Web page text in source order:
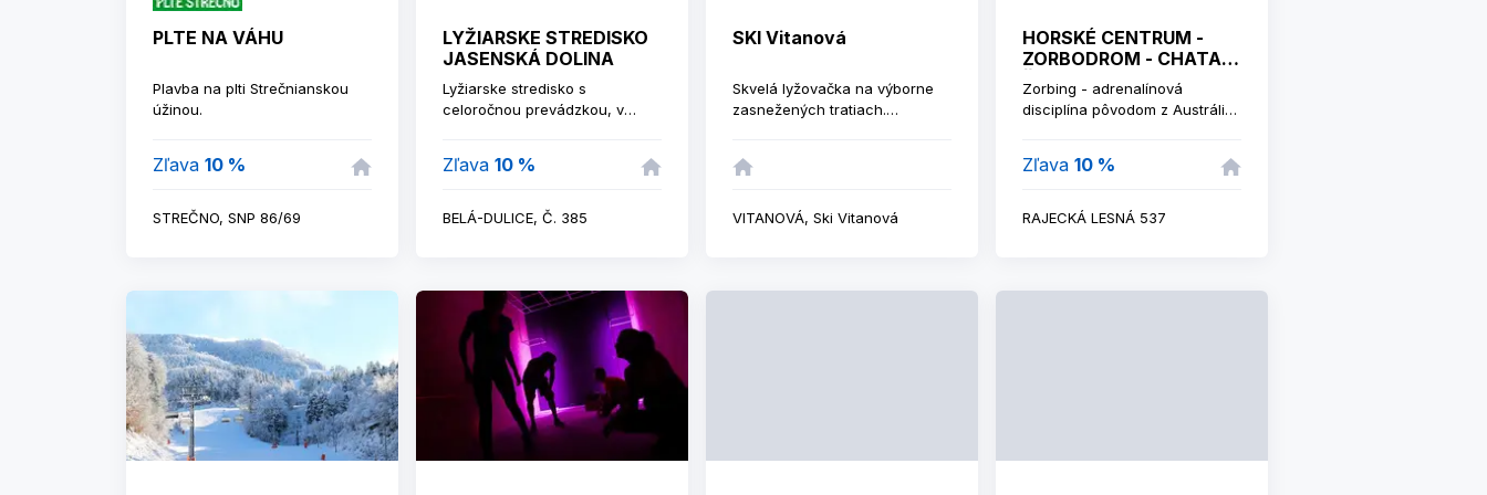
zariadenia zaručujúce rýchlosť
a pohodlnosť. Pre deti i
rýchle osvieženie v Aprés-ski
PLTE NA VÁHU
Plavba na plti Strečnianskou
úžinou.
Zľava 10 %
STREČNO, SNP 86/69
LYŽIARSKE STREDISKO
JASENSKÁ DOLINA
Lyžiarske stredisko s
celoročnou prevádzkou, v
technickým zasnežovaním, 4
lyžovanie, v letnej sezóne
Zľava 10 %
BELÁ-DULICE, Č. 385
SKI Vitanová
Skvelá lyžovačka na výborne
zasnežených tratiach.
parkovanie - kapacita 500
VITANOVÁ, Ski Vitanová
HORSKÉ CENTRUM -
ZORBODROM - CHATA
ŽIAR
Zorbing - adrenalínová
disciplína pôvodom z Austrálie,
dráha v prírodnom areáli.
Zľava 10 %
RAJECKÁ LESNÁ 537